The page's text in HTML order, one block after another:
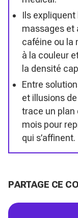
Ils
massages et
caféine ou la
à la couleur
la densité
Entre
et illusions
trace un plan
mois pour
qui s’affinent.
PARTAGE CE